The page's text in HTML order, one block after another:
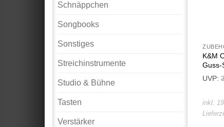
Schnäppchen
Songbooks
Sonstiges
Streichinstrumente
Studio & Bühne
Tasten
Verstärker
K&M
Guss-
UVP:
inkl.